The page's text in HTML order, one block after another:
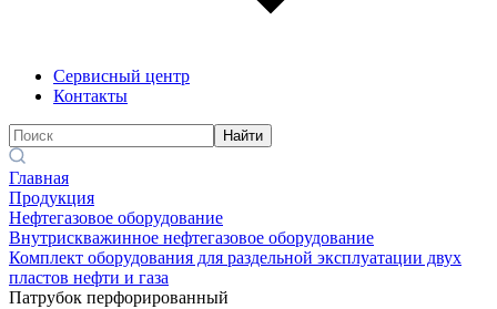
Сервисный центр
Контакты
Найти
Главная
Продукция
Нефтегазовое оборудование
Внутрискважинное нефтегазовое оборудование
Комплект оборудования для раздельной эксплуатации двух
пластов нефти и газа
Патрубок перфорированный